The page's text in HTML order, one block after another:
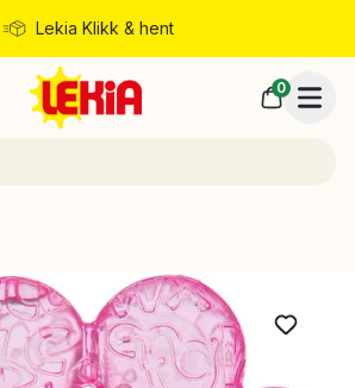
Lekia Klikk & hent
Rask levering 0